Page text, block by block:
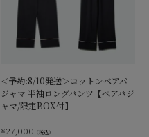
＜予約:8/10発送＞コットンベアパ
ジャマ 半袖ロングパンツ【ペアパジ
ャマ/限定BOX付】
¥27,000 （税込）